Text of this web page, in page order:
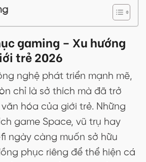
gaming – Xu hướng
trẻ 2026
nghệ phát triển mạnh mẽ,
chỉ là sở thích mà đã trở
hóa của giới trẻ. Những
game Space, vũ trụ hay
ngày càng muốn sở hữu
phục riêng để thể hiện cá